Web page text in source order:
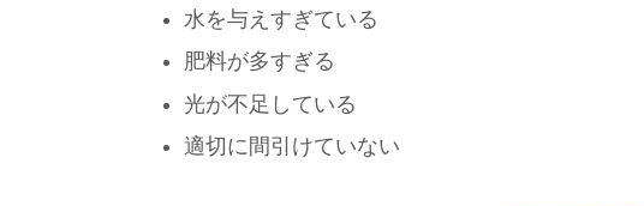
水を与えすぎている
肥料が多すぎる
光が不足している
適切に間引けていない